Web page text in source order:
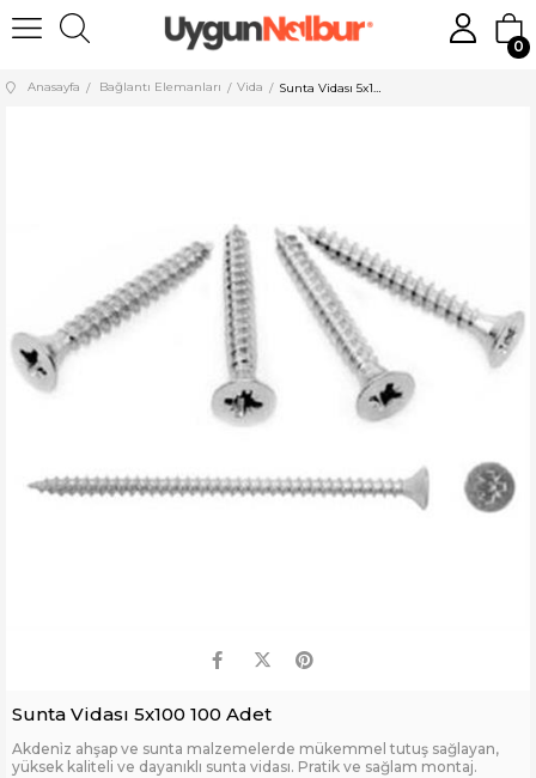
0
Anasayfa Bağlantı Elemanları Vida
Sunta Vidası 5x100 100 Adet
Akdeni̇z ahşap ve sunta malzemelerde mükemmel tutuş sağlayan,
yüksek kaliteli ve dayanıklı sunta vidası. Pratik ve sağlam montaj.